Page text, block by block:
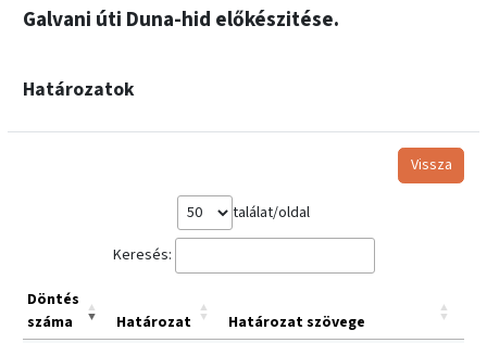
Galvani úti Duna-hid előkészitése.
Határozatok
Vissza
találat/oldal
Keresés:
Döntés
száma
Határozat
Határozat szövege